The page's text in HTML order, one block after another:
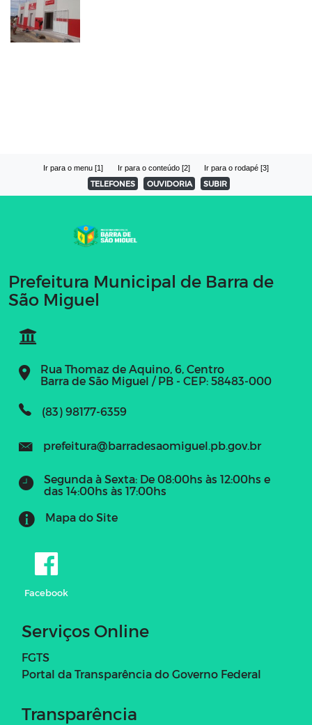
Ir para o menu [1] Ir para o conteúdo [2] Ir para o rodapé [3]
TELEFONES OUVIDORIA SUBIR
Prefeitura Municipal de Barra de
São Miguel
Rua Thomaz de Aquino, 6, Centro
Barra de São Miguel / PB - CEP: 58483-000
(83) 98177-6359
prefeitura@barradesaomiguel.pb.gov.br
Segunda à Sexta: De 08:00hs às 12:00hs e
das 14:00hs às 17:00hs
Mapa do Site
Facebook
Serviços Online
FGTS
Portal da Transparência do Governo Federal
Transparência